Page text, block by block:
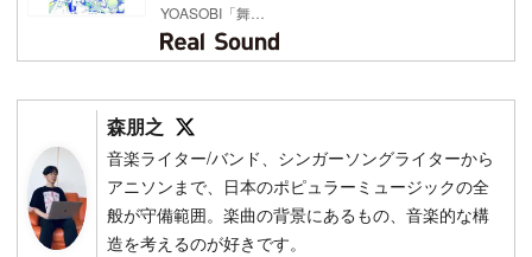
YOASOBI「舞…
森朋之
音楽ライター/バンド、シンガーソングライターから
アニソンまで、日本のポピュラーミュージックの全
般が守備範囲。楽曲の背景にあるもの、音楽的な構
造を考えるのが好きです。